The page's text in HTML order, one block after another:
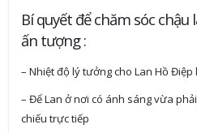
Bí quyết để chăm sóc
ấn tượng :
– Nhiệt độ lý tưởng cho Lan Hồ Điệp
– Để Lan ở nơi có ánh sáng vừa
chiếu trực tiếp